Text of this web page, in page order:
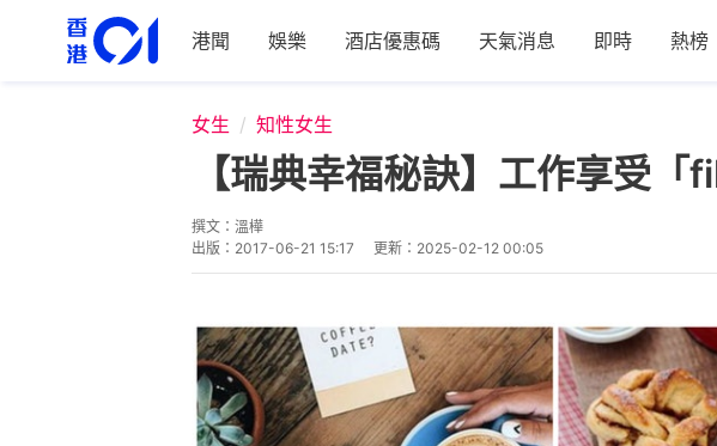
港聞 娛樂 酒店優惠碼 天氣消息 即時 熱榜
女生 知性女生
【瑞典幸福秘訣】工作享受
撰文： 溫樺
出版： 2017-06-21 15:17 更新： 2025-02-12 00:05